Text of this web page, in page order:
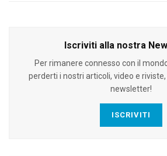
Iscriviti alla nostra
Per rimanere connesso con il
perderti i nostri articoli, video e
newsletter!
ISCRIVITI